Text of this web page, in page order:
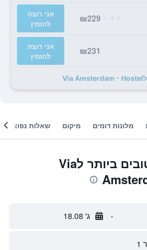
₪229
אני רוצה
להזמין
₪231
אני רוצה
להזמין
מלונות דומים מיקום שאלות נפוצות
המבצעים הטובים ביותר לVia
- ג' 18.08